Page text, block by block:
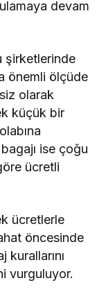
devam
şirketlerinde
önemli ölçüde
olarak
küçük bir
ise çoğu
ücretli
ücretlerle
öncesinde
vurguluyor.